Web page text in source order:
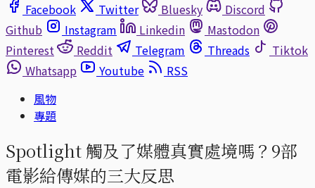
Facebook
Twitter Bluesky
Discord
Github
Instagram Linkedin
Mastodon
Pinterest
Reddit Telegram Threads
Tiktok
Whatsapp
Youtube
RSS
風物
專題
Spotlight 觸及了媒體真實處境嗎？9部
電影給傳媒的三大反思